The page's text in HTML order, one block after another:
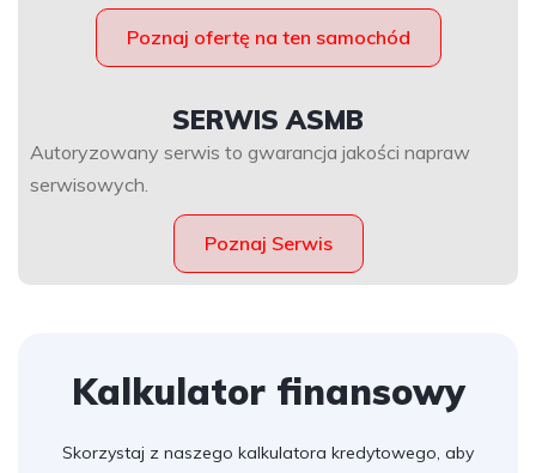
Poznaj ofertę na ten samochód
SERWIS ASMB
Autoryzowany serwis to gwarancja jakości napraw
serwisowych.
Poznaj Serwis
Kalkulator finansowy
Skorzystaj z naszego kalkulatora kredytowego, aby